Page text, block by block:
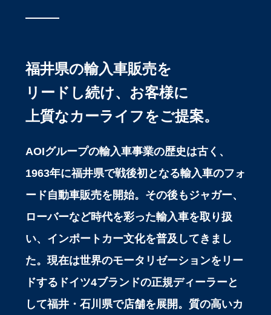
福井県の輸入車販売を
リードし続け、お客様に
上質なカーライフをご提案。
AOIグループの輸入車事業の歴史は古く、
1963年に福井県で戦後初となる輸入車のフォ
ード自動車販売を開始。その後もジャガー、
ローバーなど時代を彩った輸入車を取り扱
い、インポートカー文化を普及してきまし
た。現在は世界のモータリゼーションをリー
ドするドイツ4ブランドの正規ディーラーと
して福井・石川県で店舗を展開。質の高いカ